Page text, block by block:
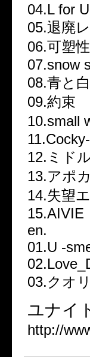
04.L for U
05.退廃
06.可塑
07.snow
08.青と
09.約束
10.small
12.ミド
13.アポ
14.失望
15.AIVIE
en.
01.U -
03.クオ
ユナイ
http://